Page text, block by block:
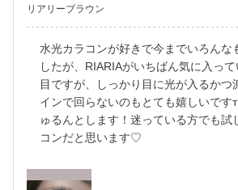
リアリーブラウン
水光カラコンが好きで今までいろんな
したが、RIARIAがいちばん気に入っ
目ですが、しっかり目に光が入るかつ
インで回らないのもとても嬉しいです
ゅるんとします！迷っている方でも試
コンだと思います♡